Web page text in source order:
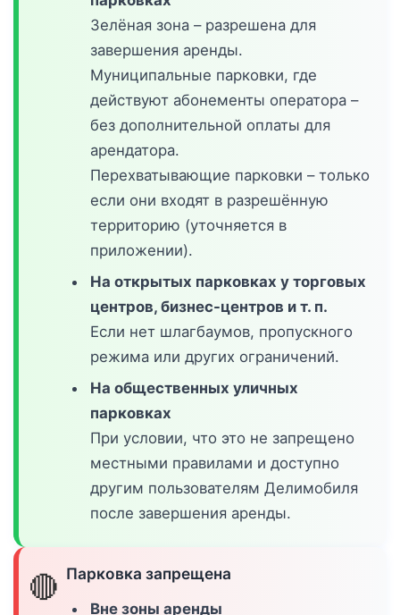
Зелёная зона – разрешена для
завершения аренды.
Муниципальные парковки, где
действуют абонементы оператора –
без дополнительной оплаты для
арендатора.
Перехватывающие парковки – только
если они входят в разрешённую
территорию (уточняется в
приложении).
На открытых парковках у торговых
центров, бизнес-центров и т. п.
Если нет шлагбаумов, пропускного
режима или других ограничений.
На общественных уличных
парковках
При условии, что это не запрещено
местными правилами и доступно
другим пользователям Делимобиля
после завершения аренды.
🔴 Парковка запрещена
Вне зоны аренды